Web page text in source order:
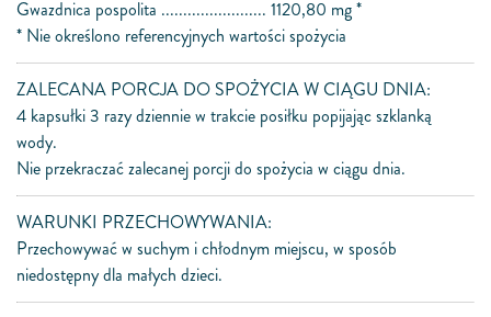
Gwazdnica pospolita ........................ 1120,80 mg *
* Nie określono referencyjnych wartości spożycia
ZALECANA PORCJA DO SPOŻYCIA W CIĄGU DNIA:
4 kapsułki 3 razy dziennie w trakcie posiłku popijając szklanką
wody.
Nie przekraczać zalecanej porcji do spożycia w ciągu dnia.
WARUNKI PRZECHOWYWANIA:
Przechowywać w suchym i chłodnym miejscu, w sposób
niedostępny dla małych dzieci.